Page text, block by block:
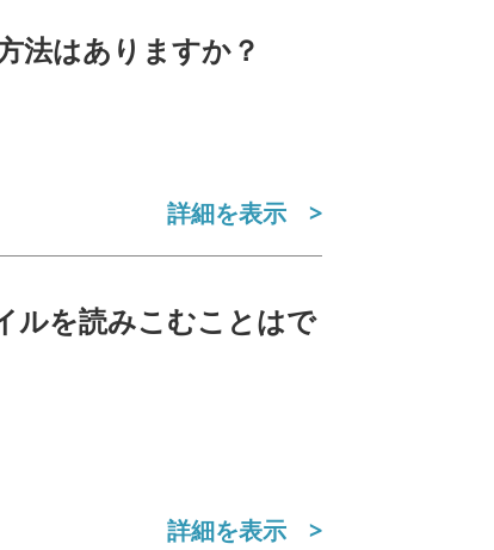
法はありますか？
詳細を表示
ルを読みこむことはで
詳細を表示